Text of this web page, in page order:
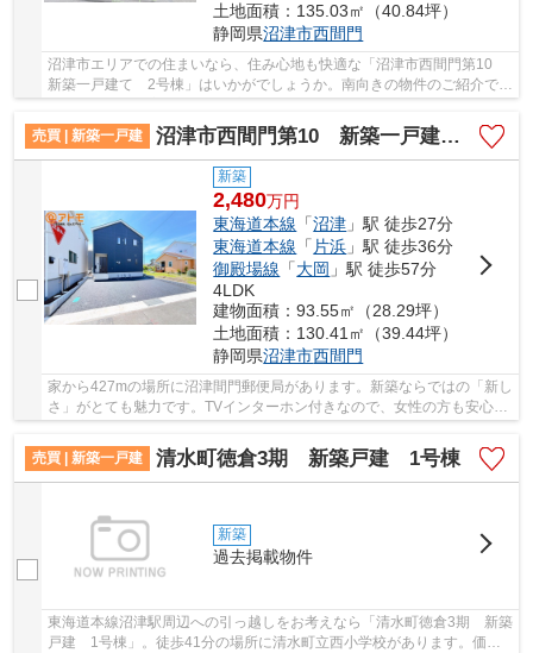
土地面積：135.03㎡（40.84坪）
静岡県沼津市西間門
沼津市エリアでの住まいなら、住み心地も快適な「沼津市西間門第10
新築一戸建て 2号棟」はいかがでしょうか。南向きの物件のご紹介で
売買 | 新築一戸建
沼津市西間門第10 新築一戸建て 1号棟
新築
2,480万円
東海道本線 「沼津 」駅 徒歩27分
東海道本線 「 片浜 」駅 徒歩36分
御殿場線 「大岡 」駅 徒歩57分
4LDK
建物面積：93.55㎡（28.29坪）
土地面積：130.41㎡（39.44坪）
静岡県沼津市西間門
家から427mの場所に沼津間門郵便局があります。新築ならではの「新し
さ」がとても魅力です。TVインターホン付きなので、女性の方も安心で
売買 | 新築一戸建
清水町徳倉3期 新築戸建 1号棟
新築
過去掲載物件
東海道本線沼津駅周辺への引っ越しをお考えなら「清水町徳倉3期 新築
戸建 1号棟」。徒歩41分の場所に清水町立西小学校があります。価格